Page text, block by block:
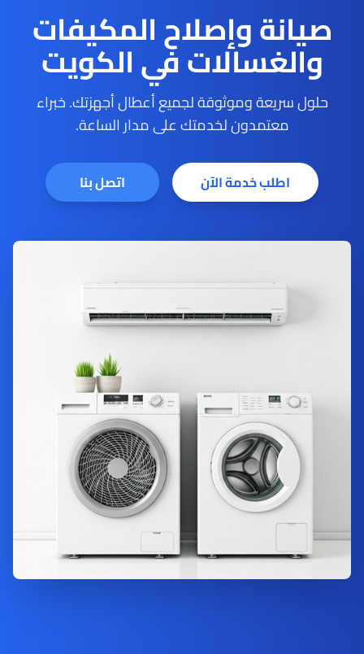
صيانة وإصلاح المكيفات
والغسالات في الكويت
حلول سريعة وموثوقة لجميع أعطال أجهزتك. خبراء
معتمدون لخدمتك على مدار الساعة.
اطلب خدمة الآن اتصل بنا